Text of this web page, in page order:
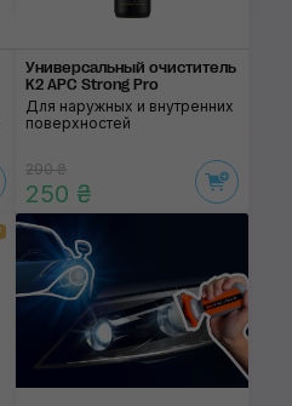
Универсальный очис­титель
K2 APC Strong Pro
Для наружных и внутренних
поверхностей
290 ₴
250 ₴